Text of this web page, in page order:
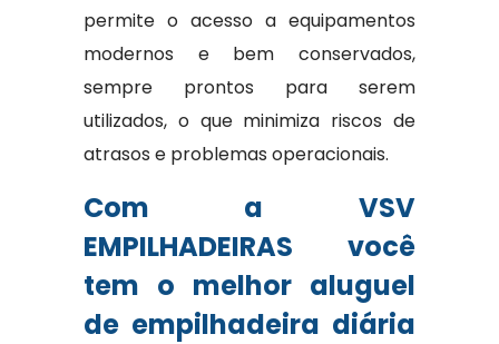
permite o acesso a equipamentos
modernos e bem conservados,
sempre prontos para serem
utilizados, o que minimiza riscos de
atrasos e problemas operacionais.
Com a VSV
EMPILHADEIRAS você
tem o melhor aluguel
de empilhadeira diária